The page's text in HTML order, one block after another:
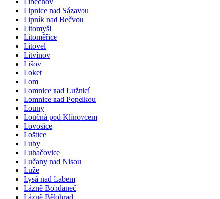
Lipnice nad Sázavou
Lipník nad Bečvou
Litomyšl
Litoměřice
Litovel
Litvínov
Lišov
Loket
Lom
Lomnice nad Lužnicí
Lomnice nad Popelkou
Louny
Loučná pod Klínovcem
Lovosice
Loštice
Luby
Luhačovice
Lučany nad Nisou
Luže
Lysá nad Labem
Lázně Bohdaneč
Lázně Bělohrad